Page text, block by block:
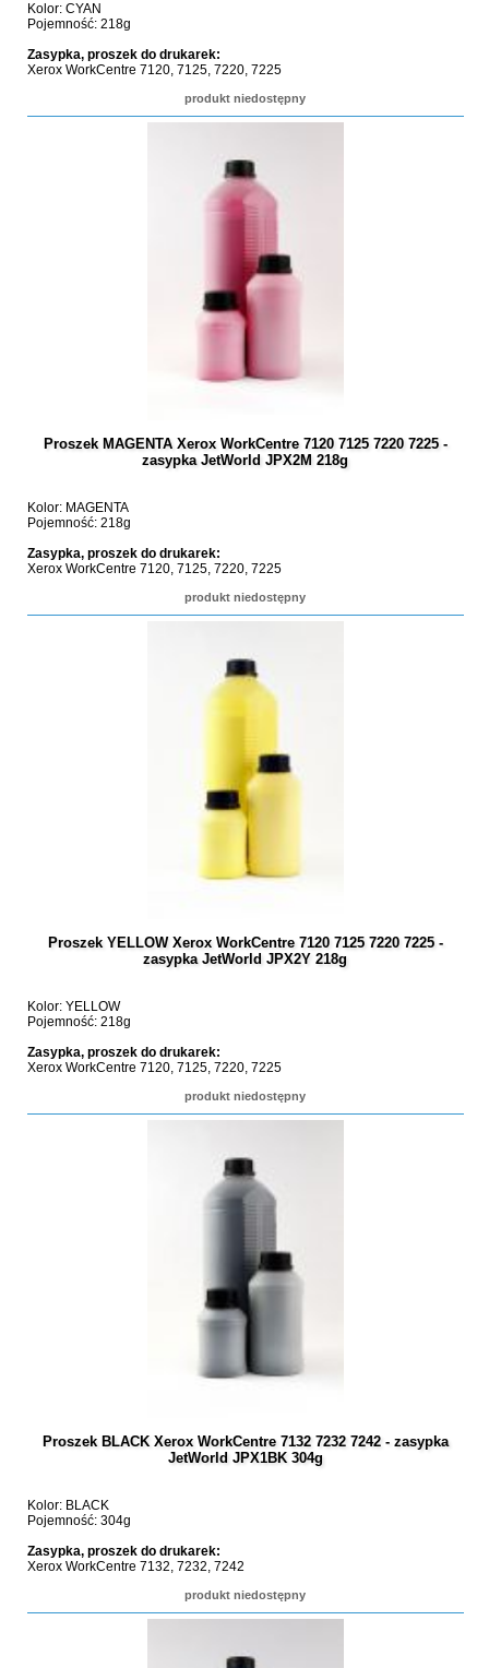
Kolor: CYAN
Pojemność: 218g
Zasypka, proszek do drukarek:
Xerox WorkCentre 7120, 7125, 7220, 7225
produkt niedostępny
Proszek MAGENTA Xerox WorkCentre 7120 7125 7220 7225 -
zasypka JetWorld JPX2M 218g
Kolor: MAGENTA
Pojemność: 218g
Zasypka, proszek do drukarek:
Xerox WorkCentre 7120, 7125, 7220, 7225
produkt niedostępny
Proszek YELLOW Xerox WorkCentre 7120 7125 7220 7225 -
zasypka JetWorld JPX2Y 218g
Kolor: YELLOW
Pojemność: 218g
Zasypka, proszek do drukarek:
Xerox WorkCentre 7120, 7125, 7220, 7225
produkt niedostępny
Proszek BLACK Xerox WorkCentre 7132 7232 7242 - zasypka
JetWorld JPX1BK 304g
Kolor: BLACK
Pojemność: 304g
Zasypka, proszek do drukarek:
Xerox WorkCentre 7132, 7232, 7242
produkt niedostępny